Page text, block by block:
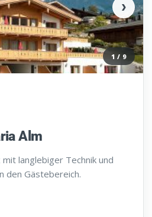
›
1 / 9
Alm
langlebiger Technik und
den Gästebereich.